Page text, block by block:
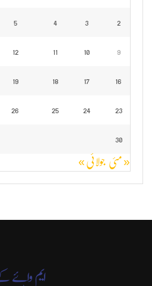
2
3
4
5
9
10
11
12
16
17
18
19
23
24
25
26
30
« مئی جولائی »